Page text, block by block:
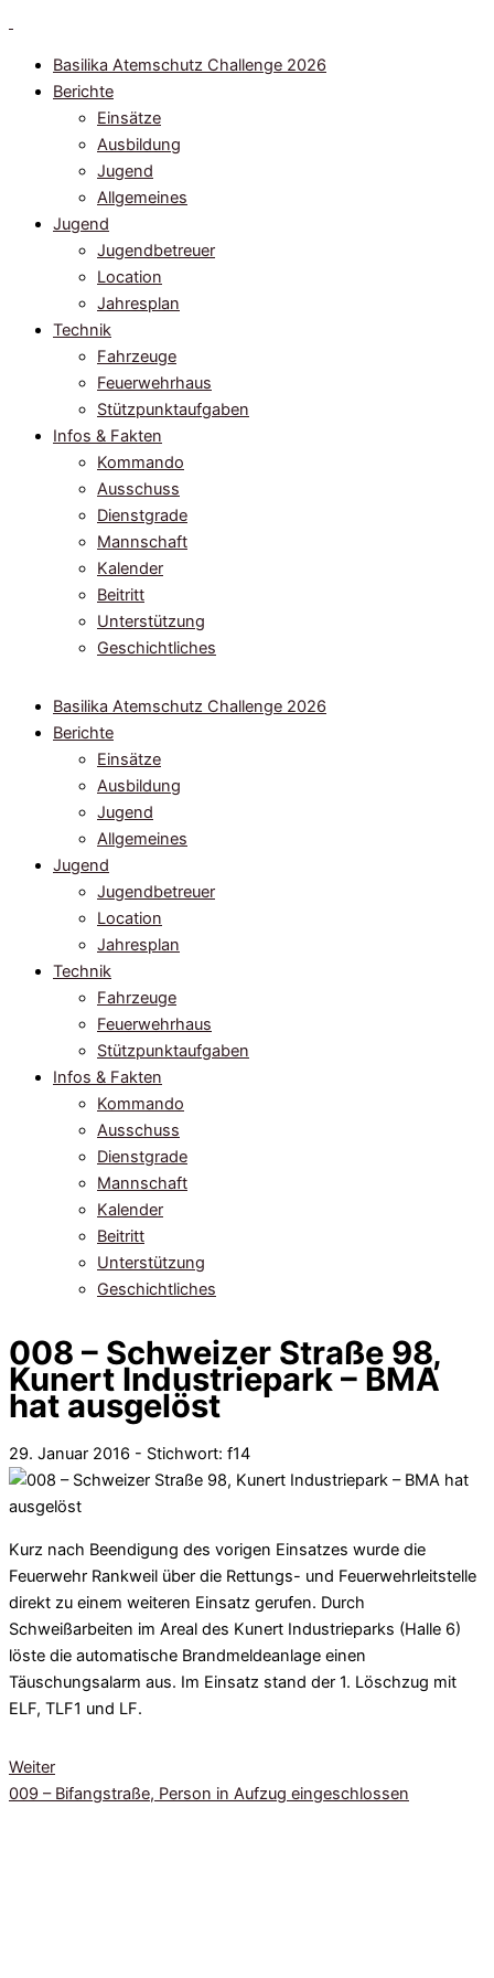
springenBasilika Atemschutz Challenge 2026
Berichte
Einsätze
Ausbildung
Jugend
Allgemeines
Jugend
Jugendbetreuer
Location
Jahresplan
Technik
Fahrzeuge
Feuerwehrhaus
Stützpunktaufgaben
Infos & Fakten
Kommando
Ausschuss
Dienstgrade
Mannschaft
Kalender
Beitritt
Unterstützung
Geschichtliches
Basilika Atemschutz Challenge 2026
Berichte
Einsätze
Ausbildung
Jugend
Allgemeines
Jugend
Jugendbetreuer
Location
Jahresplan
Technik
Fahrzeuge
Feuerwehrhaus
Stützpunktaufgaben
Infos & Fakten
Kommando
Ausschuss
Dienstgrade
Mannschaft
Kalender
Beitritt
Unterstützung
Geschichtliches
008 – Schweizer Straße 98,
Kunert Industriepark – BMA
hat ausgelöst
29. Januar 2016 - Stichwort: f14
Kurz nach Beendigung des vorigen Einsatzes wurde die
Feuerwehr Rankweil über die Rettungs- und Feuerwehrleitstelle
direkt zu einem weiteren Einsatz gerufen. Durch
Schweißarbeiten im Areal des Kunert Industrieparks (Halle 6)
löste die automatische Brandmeldeanlage einen
Täuschungsalarm aus. Im Einsatz stand der 1. Löschzug mit
ELF, TLF1 und LF.
Weiter
009 – Bifangstraße, Person in Aufzug eingeschlossen